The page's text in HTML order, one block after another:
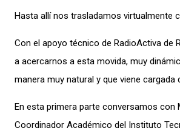
Hasta allí nos trasladamos virtualmente
Con el apoyo técnico de RadioActiva de
a acercarnos a esta movida, muy
manera muy natural y que viene cargada
En esta primera parte conversamos con
Coordinador Académico del Instituto